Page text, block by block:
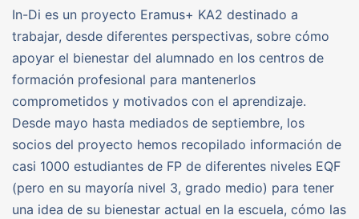
In-Di es un proyecto Eramus+ KA2 destinado a
trabajar, desde diferentes perspectivas, sobre cómo
apoyar el bienestar del alumnado en los centros de
formación profesional para mantenerlos
comprometidos y motivados con el aprendizaje.
Desde mayo hasta mediados de septiembre, los
socios del proyecto hemos recopilado información de
casi 1000 estudiantes de FP de diferentes niveles EQF
(pero en su mayoría nivel 3, grado medio) para tener
una idea de su bienestar actual en la escuela, cómo las